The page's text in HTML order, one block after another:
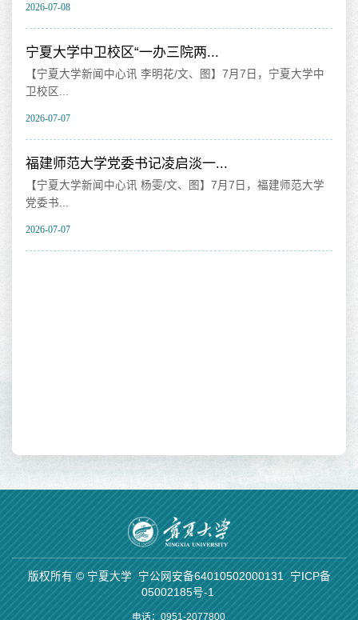
2026-07-08
宁夏大学中卫校区“一办三院两...
【宁夏大学新闻中心讯 李明花/文、图】7月7日，宁夏大学中
卫校区...
2026-07-07
福建师范大学党委书记凌启淡一...
【宁夏大学新闻中心讯 杨雯/文、图】7月7日，福建师范大学
党委书...
2026-07-07
版权所有 © 宁夏大学宁公网安备64010502000131
宁ICP备
05002185号-1
电话：0951-2077800